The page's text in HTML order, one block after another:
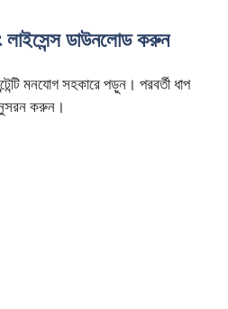
লাইসেন্স ডাউনলোড করুন
মনযোগ সহকারে পড়ুন। পরবর্তী ধাপ
করুন।